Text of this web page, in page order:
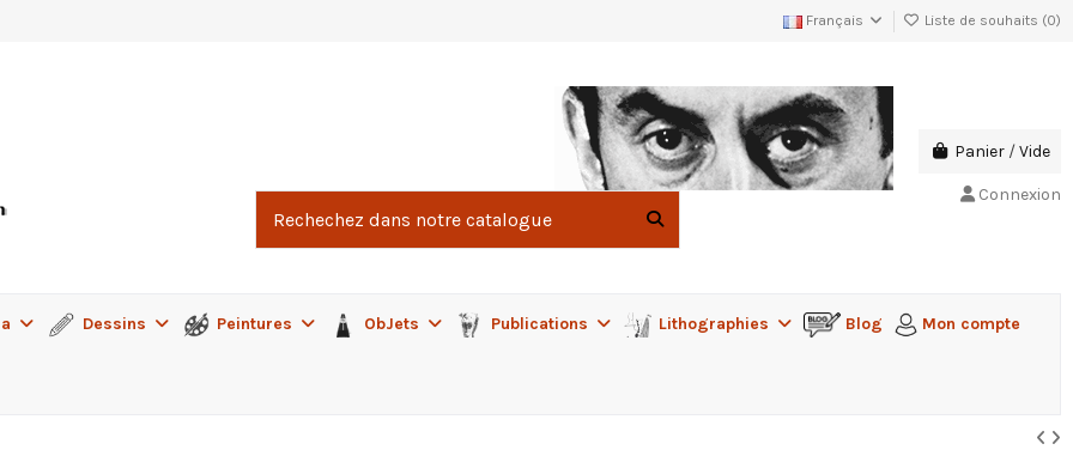
Français Liste de souhaits (0)
Panier /Vide
Connexion
Dessins Peintures ObJets Publications Lithographies Blog Mon compte